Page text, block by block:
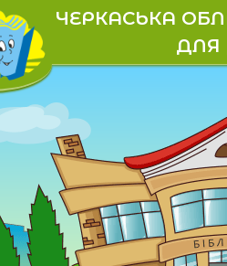
ЧЕРКАСЬКА
ДЛЯ